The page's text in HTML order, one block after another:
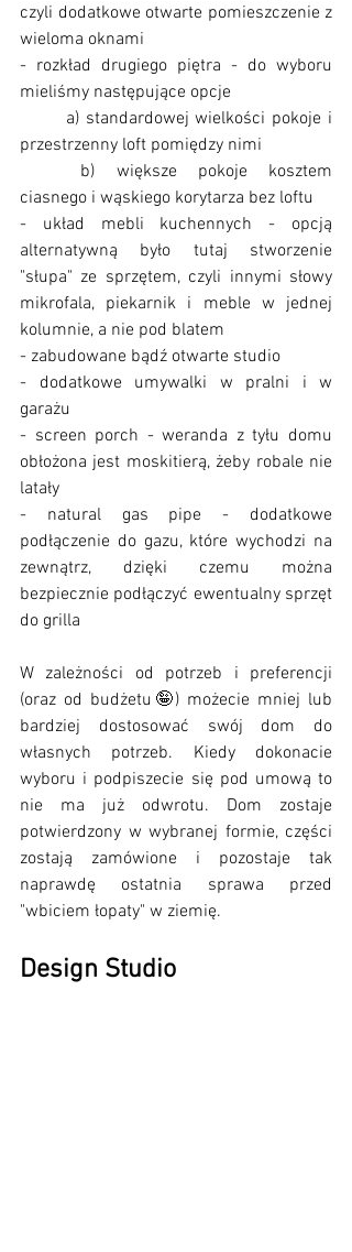
czyli dodatkowe otwarte pomieszczenie z
wieloma oknami
- rozkład drugiego piętra - do wyboru
mieliśmy następujące opcje
przestrzenny loft pomiędzy nimi
ciasnego i wąskiego korytarza bez loftu
- układ mebli kuchennych - opcją
alternatywną było tutaj stworzenie
"słupa" ze sprzętem, czyli innymi słowy
mikrofala, piekarnik i meble w jednej
kolumnie, a nie pod blatem
- zabudowane bądź otwarte studio
- dodatkowe umywalki w pralni i w
garażu
- screen porch - weranda z tyłu domu
obłożona jest moskitierą, żeby robale nie
latały
- natural gas pipe - dodatkowe
podłączenie do gazu, które wychodzi na
zewnątrz, dzięki czemu można
bezpiecznie podłączyć ewentualny sprzęt
do grilla
W zależności od potrzeb i preferencji
(oraz od budżetu🤪) możecie mniej lub
bardziej dostosować swój dom do
własnych potrzeb. Kiedy dokonacie
wyboru i podpiszecie się pod umową to
nie ma już odwrotu. Dom zostaje
potwierdzony w wybranej formie, części
zostają zamówione i pozostaje tak
naprawdę ostatnia sprawa przed
"wbiciem łopaty" w ziemię.
Design Studio